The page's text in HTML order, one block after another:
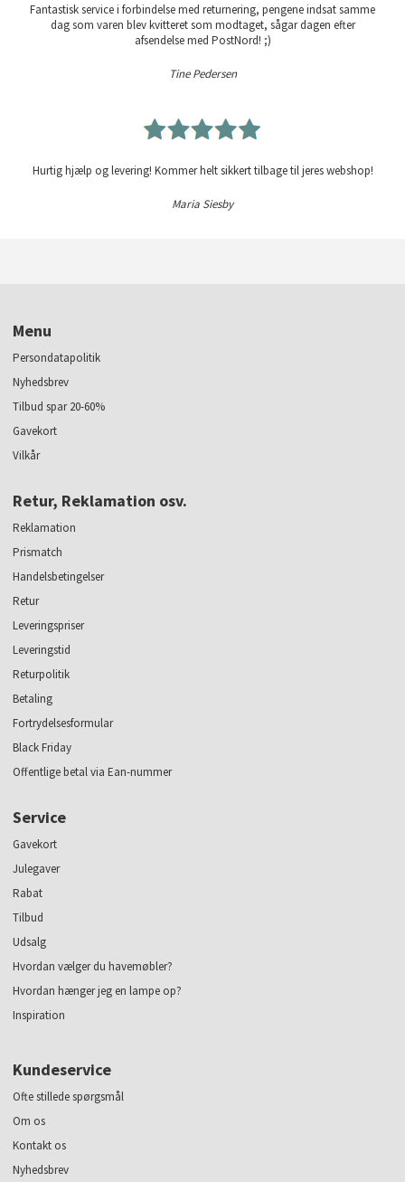
Fantastisk service i forbindelse med returnering, pengene indsat samme
dag som varen blev kvitteret som modtaget, sågar dagen efter
afsendelse med PostNord! ;)
Tine Pedersen
Hurtig hjælp og levering! Kommer helt sikkert tilbage til jeres webshop!
Maria Siesby
Menu
Persondatapolitik
Nyhedsbrev
Tilbud spar 20-60%
Gavekort
Vilkår
Retur, Reklamation osv.
Reklamation
Prismatch
Handelsbetingelser
Retur
Leveringspriser
Leveringstid
Returpolitik
Betaling
Fortrydelsesformular
Black Friday
Offentlige betal via Ean-nummer
Service
Gavekort
Julegaver
Rabat
Tilbud
Udsalg
Hvordan vælger du havemøbler?
Hvordan hænger jeg en lampe op?
Inspiration
Kundeservice
Ofte stillede spørgsmål
Om os
Kontakt os
Nyhedsbrev